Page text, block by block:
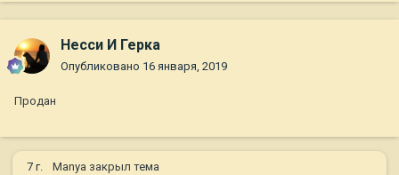
Несси И Герка
Опубликовано 16 января, 2019
Продан
7 г. Manya закрыл тема